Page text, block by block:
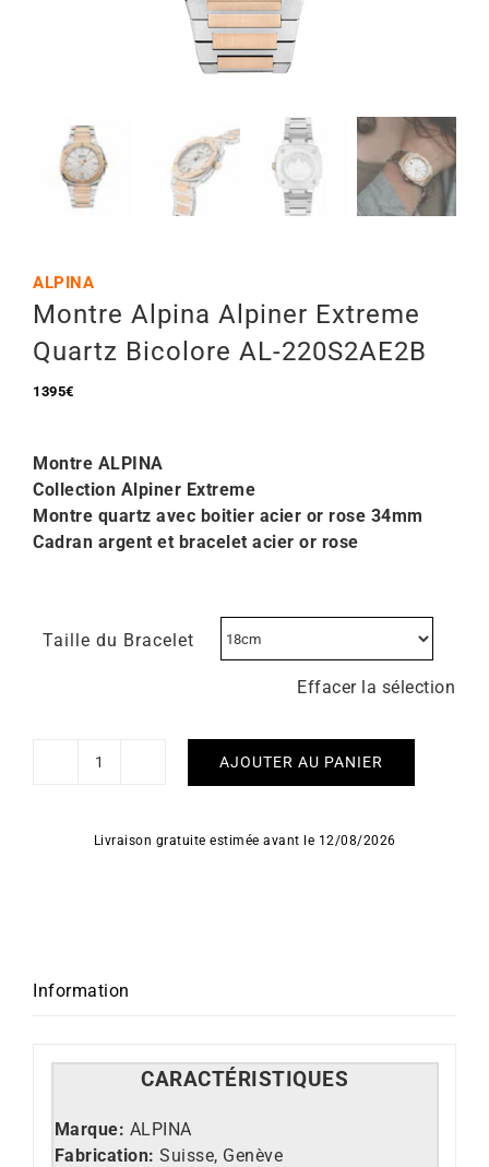
ALPINA
Montre Alpina Alpiner Extreme
Quartz Bicolore AL-220S2AE2B
1395€
Montre ALPINA
Collection Alpiner Extreme
Montre quartz avec boitier acier or rose 34mm
Cadran argent et bracelet acier or rose
Taille du Bracelet
Effacer la sélection
quantité
Alpina
AL-
AJOUTER AU PANIER
Livraison gratuite estimée avant le 12/08/2026
Information
CARACTÉRISTIQUES
Marque: ALPINA
Fabrication: Suisse, Genève